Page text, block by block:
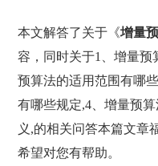
本文解答了关于《增量
容，同时关于1、增量预
预算法的适用范围有哪
有哪些规定,4、增量预
义,的相关问答本篇文章
希望对您有帮助。